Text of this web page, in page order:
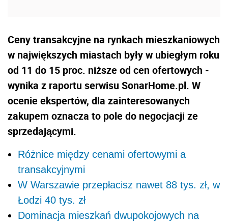
Ceny transakcyjne na rynkach mieszkaniowych
w największych miastach były w ubiegłym roku
od 11 do 15 proc. niższe od cen ofertowych -
wynika z raportu serwisu SonarHome.pl. W
ocenie ekspertów, dla zainteresowanych
zakupem oznacza to pole do negocjacji ze
sprzedającymi.
Różnice między cenami ofertowymi a
transakcyjnymi
W Warszawie przepłacisz nawet 88 tys. zł, w
Łodzi 40 tys. zł
Dominacja mieszkań dwupokojowych na